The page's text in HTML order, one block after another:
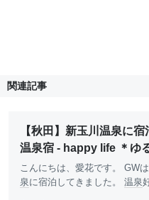
関連記事
【秋田】新玉川温泉に
温泉宿 - happy life ＊ゆ
こんにちは、愛花です。 GW
泉に宿泊してきました。 温泉